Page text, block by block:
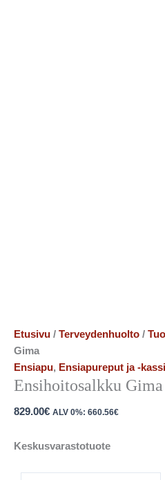
Etusivu / Terveydenhuolto /
Gima
Ensiapu, Ensiapureput ja -
Ensihoitosalkku Gima
829.00€ ALV 0%: 660.56€
Keskusvarastotuote